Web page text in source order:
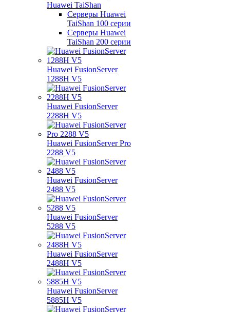
Huawei TaiShan
Серверы Huawei
TaiShan 100 серии
Серверы Huawei
TaiShan 200 серии
Huawei FusionServer
1288H V5
Huawei FusionServer
2288H V5
Huawei FusionServer Pro
2288 V5
Huawei FusionServer
2488 V5
Huawei FusionServer
5288 V5
Huawei FusionServer
2488H V5
Huawei FusionServer
5885H V5